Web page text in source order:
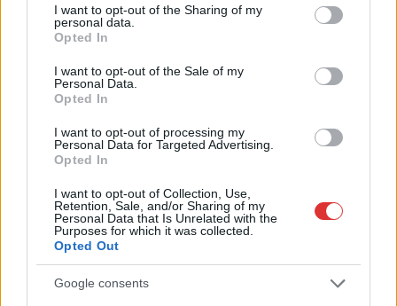
not limited to your visit or usage behaviour. You may click to
grant or deny consent to Google and its third-party tags to
use your data for below specified purposes in below Google
consent section.
I want to opt-out of the Sharing of my
personal data.
Opted In
I want to opt-out of the Sale of my
Personal Data.
Opted In
I want to opt-out of processing my
Personal Data for Targeted Advertising.
Opted In
I want to opt-out of Collection, Use,
Retention, Sale, and/or Sharing of my
Personal Data that Is Unrelated with the
Purposes for which it was collected.
Opted Out
Google consents
Ennyit kell várni Szolnokon egy műtétre
2024.08.21.
Naponta halljuk és
tragikus állapotban
van. A kórházak
klíma híján akár 40 fok
is lehet a műtőkben
kórtermekben, a várólisták pedig hosszúak.
Az Átlátszó.hu által nyilvánosságra hozott adatok azonban az
eddigieknél is borúsabb képet festenek.